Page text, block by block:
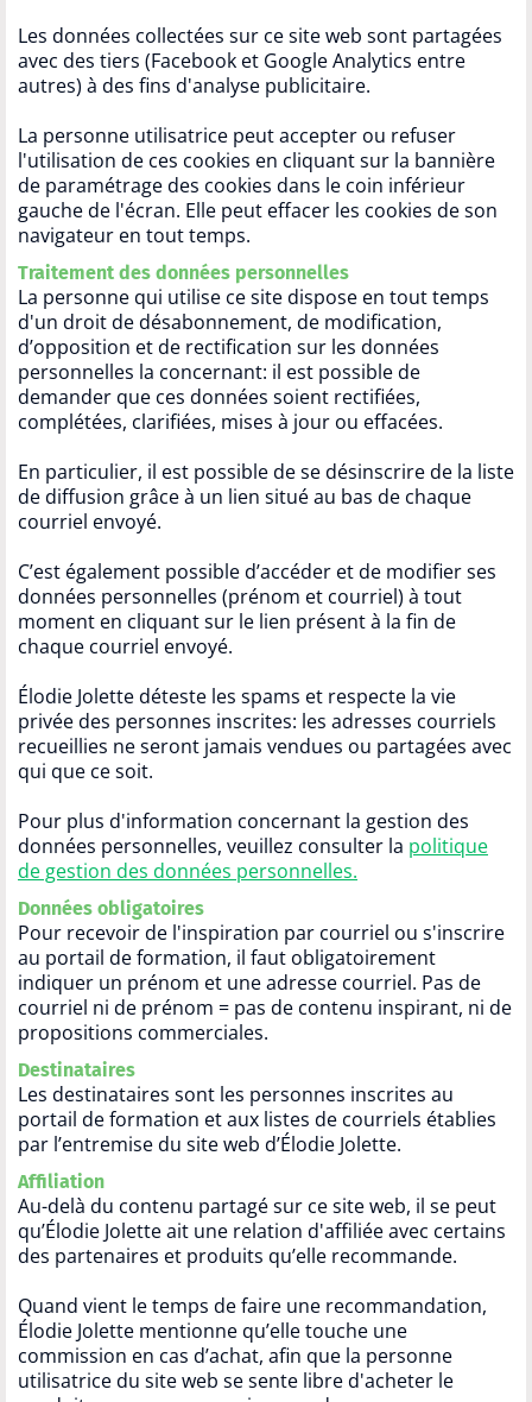
Les données collectées sur ce site web sont partagées
avec des tiers (Facebook et Google Analytics entre
autres) à des fins d'analyse publicitaire.
La personne utilisatrice peut accepter ou refuser
l'utilisation de ces cookies en cliquant sur la bannière
de paramétrage des cookies dans le coin inférieur
gauche de l'écran. Elle peut effacer les cookies de son
navigateur en tout temps.
Traitement des données personnelles
La personne qui utilise ce site dispose en tout temps
d'un droit de désabonnement, de modification,
d’opposition et de rectification sur les données
personnelles la concernant: il est possible de
demander que ces données soient rectifiées,
complétées, clarifiées, mises à jour ou effacées.
En particulier, il est possible de se désinscrire de la liste
de diffusion grâce à un lien situé au bas de chaque
courriel envoyé.
C’est également possible d’accéder et de modifier ses
données personnelles (prénom et courriel) à tout
moment en cliquant sur le lien présent à la fin de
chaque courriel envoyé.
Élodie Jolette déteste les spams et respecte la vie
privée des personnes inscrites: les adresses courriels
recueillies ne seront jamais vendues ou partagées avec
qui que ce soit.
Pour plus d'information concernant la gestion des
données personnelles, veuillez consulter la politique
de gestion des données personnelles.
Données obligatoires
Pour recevoir de l'inspiration par courriel ou s'inscrire
au portail de formation, il faut obligatoirement
indiquer un prénom et une adresse courriel. Pas de
courriel ni de prénom = pas de contenu inspirant, ni de
propositions commerciales.
Destinataires
Les destinataires sont les personnes inscrites au
portail de formation et aux listes de courriels établies
par l’entremise du site web d’Élodie Jolette.
Affiliation
Au-delà du contenu partagé sur ce site web, il se peut
qu’Élodie Jolette ait une relation d'affiliée avec certains
des partenaires et produits qu’elle recommande.
Quand vient le temps de faire une recommandation,
Élodie Jolette mentionne qu’elle touche une
commission en cas d’achat, afin que la personne
utilisatrice du site web se sente libre d'acheter le